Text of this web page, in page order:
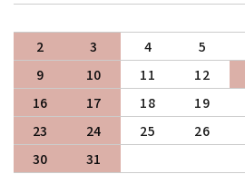
2
3 4 5
9
10 11 12
16
17 18 19
23
24 25 26
30
31